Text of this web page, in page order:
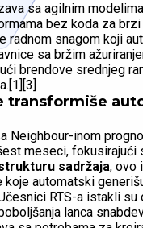
sa agilnim
bez koda za
radnom snagom koji
sa bržim
brendove srednjeg
Neighbour-inom
meseci,
sadržaja, ovo
automatski
RTS-a istakli
lanca